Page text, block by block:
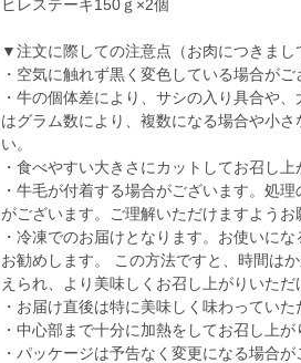
ヒレステーキ150ｇ×2個
▼注文に際しての注意点（お肉につきまし
・空気に触れず黒く変色している場合が
・牛の個体差により、サシの入り具合や
はグラム数により、複数になる場合や小
い。
・食べやすい大きさにカットしてお召し上
・牛毛が付着する場合がございます。処
がございます。ご理解いただけますようお
・冷凍でのお届けとなります。お使いに
お勧めします。 この方法ですと、時間は
えられ、より美味しくお召し上がりいただ
・お届け直後は特に美味しく味わってい
・中心部まで十分に加熱をしてお召し上が
・パッケージは予告なく変更になる場合が